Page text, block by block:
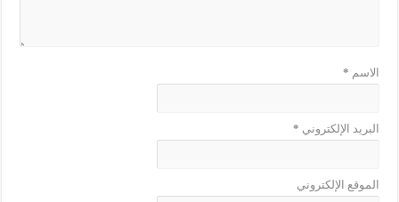
الاسم *
البريد الإلكتروني *
الموقع الإلكتروني